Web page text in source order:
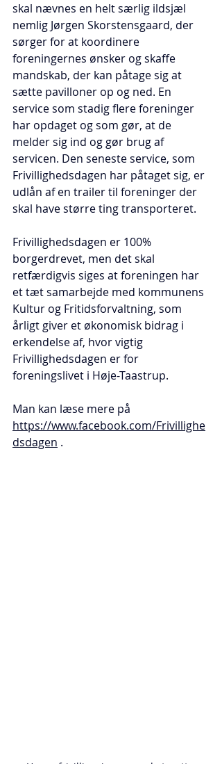
skal nævnes en helt særlig ildsjæl
nemlig Jørgen Skorstensgaard, der
sørger for at koordinere
foreningernes ønsker og skaffe
mandskab, der kan påtage sig at
sætte pavilloner op og ned. En
service som stadig flere foreninger
har opdaget og som gør, at de
melder sig ind og gør brug af
servicen. Den seneste service, som
Frivillighedsdagen har påtaget sig, er
udlån af en trailer til foreninger der
skal have større ting transporteret.
Frivillighedsdagen er 100%
borgerdrevet, men det skal
retfærdigvis siges at foreningen har
et tæt samarbejde med kommunens
Kultur og Fritidsforvaltning, som
årligt giver et økonomisk bidrag i
erkendelse af, hvor vigtig
Frivillighedsdagen er for
foreningslivet i Høje-Taastrup.
Man kan læse mere på
https://www.facebook.com/Frivillighe
dsdagen .